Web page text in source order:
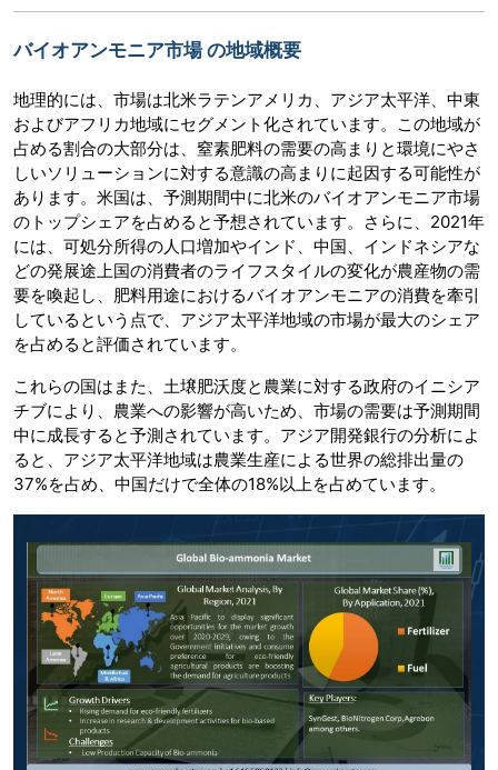
バイオアンモニア市場 の地域概要
地理的には、市場は北米ラテンアメリカ、アジア太平洋、中東
およびアフリカ地域にセグメント化されています。この地域が
占める割合の大部分は、窒素肥料の需要の高まりと環境にやさ
しいソリューションに対する意識の高まりに起因する可能性が
あります。米国は、予測期間中に北米のバイオアンモニア市場
のトップシェアを占めると予想されています。さらに、2021年
には、可処分所得の人口増加やインド、中国、インドネシアな
どの発展途上国の消費者のライフスタイルの変化が農産物の需
要を喚起し、肥料用途におけるバイオアンモニアの消費を牽引
しているという点で、アジア太平洋地域の市場が最大のシェア
を占めると評価されています。
これらの国はまた、土壌肥沃度と農業に対する政府のイニシア
チブにより、農業への影響が高いため、市場の需要は予測期間
中に成長すると予測されています。アジア開発銀行の分析によ
ると、アジア太平洋地域は農業生産による世界の総排出量の
37%を占め、中国だけで全体の18%以上を占めています。